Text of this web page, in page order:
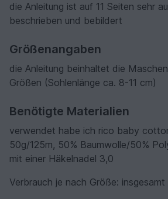
die Anleitung ist auf 11 Seiten sehr
beschrieben und bebildert
Größenangaben
die Anleitung beinhaltet die
Größen (Sohlenlänge ca. 8-11 cm)
Benötigte Materialien
verwendet habe ich rico baby
50g/125m, 50% Baumwolle/50%
mit einer Häkelnadel 3,0
Verbrauch je nach Größe: